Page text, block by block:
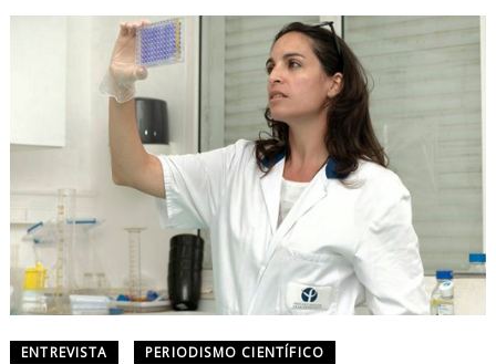
ENTREVISTA PERIODISMO CIENTÍFICO